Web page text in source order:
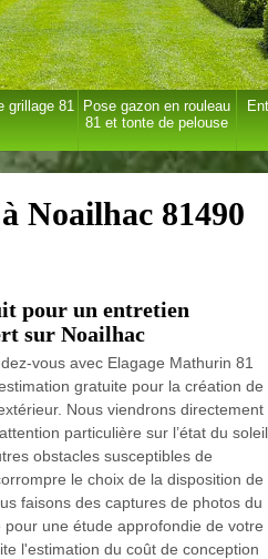
grillage 81
Pose gazon en rouleau
81 et tonte de pelouse
Noailhac 81490
pour un entretien
sur Noailhac
vous avec Elagage Mathurin 81
gratuite pour la création de
Nous viendrons directement
particulière sur l’état du soleil
obstacles susceptibles de
le choix de la disposition de
faisons des captures de photos du
pour une étude approfondie de votre
l'estimation du coût de conception